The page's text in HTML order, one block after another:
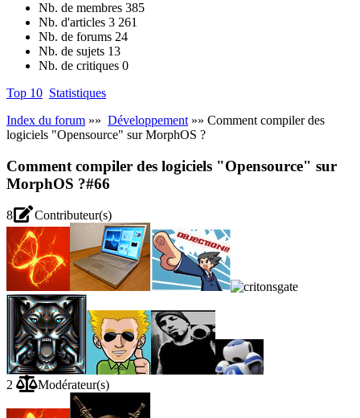
Nb. de membres 385
Nb. d'articles 3 261
Nb. de forums 24
Nb. de sujets 13
Nb. de critiques 0
Top 10 Statistiques
Index du forum »» Développement »» Comment compiler des
logiciels "Opensource" sur MorphOS ?
Comment compiler des logiciels "Opensource" sur
MorphOS ?#66
8 Contributeur(s)
2 Modérateur(s)